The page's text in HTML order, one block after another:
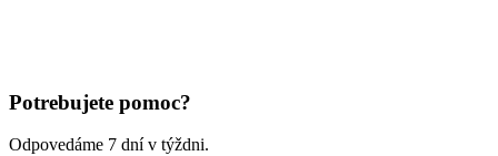
Potrebujete pomoc?
Odpovedáme 7 dní v týždni.